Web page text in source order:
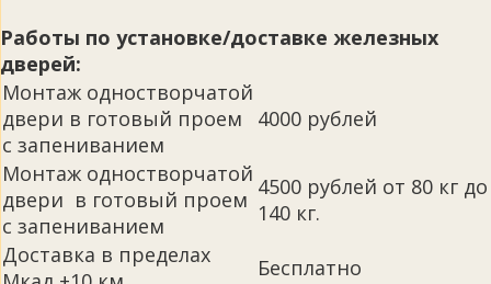
Работы по установке/доставке железных
дверей:
Монтаж одностворчатой
двери в готовый проем
с запениванием
4000 рублей
Монтаж одностворчатой
двери в готовый проем
с запениванием
4500 рублей от 80 кг до
140 кг.
Доставка в пределах
Бесплатно